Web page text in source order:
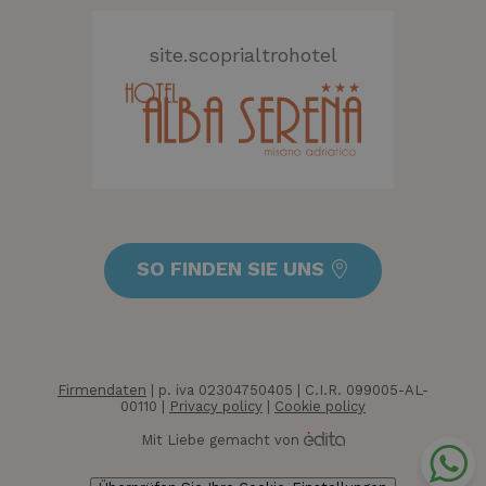
site.scoprialtrohotel
SO FINDEN SIE UNS
Firmendaten | p. iva 02304750405 | C.I.R. 099005-AL-
00110 |
Privacy policy Cookie policy
Mit Liebe gemacht von
wesentliche Kernfunktionen der Website wie die
Benutzeranmeldung und die Kontoverwaltung.
Ohne die unbedingt erforderlichen Cookies kann die
Website nicht ordnungsgemäß verwendet werden.
Anbieter / Domäne
.hotelolympicmisano.com